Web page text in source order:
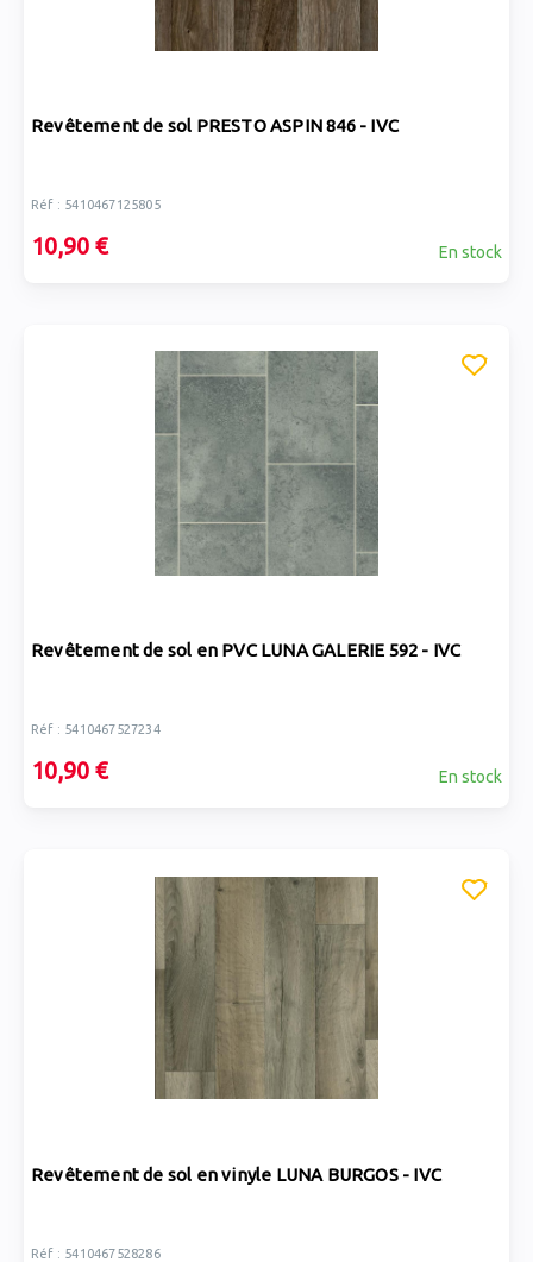
Revêtement de sol PRESTO ASPIN 846 - IVC
Réf : 5410467125805
10,90 € En stock
Revêtement de sol en PVC LUNA GALERIE 592 - IVC
Réf : 5410467527234
10,90 € En stock
Revêtement de sol en vinyle LUNA BURGOS - IVC
Réf : 5410467528286